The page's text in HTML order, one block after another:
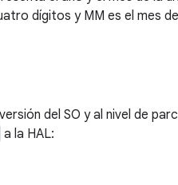
dígitos y MM es el mes
del SO y al nivel de
a la HAL: